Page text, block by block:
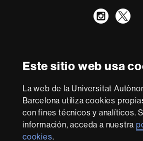
Este sitio web usa
La web de la Universitat
Barcelona utiliza cookies
con fines técnicos y analíticos.
información, acceda a nuestra
cookies.
-
Con la financiación